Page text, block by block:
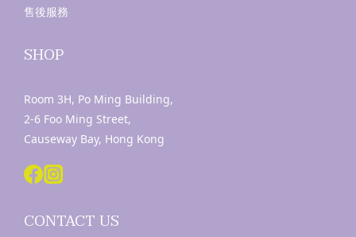
售後服務
SHOP
Room 3H, Po Ming Building,
2-6 Foo Ming Street,
Causeway Bay, Hong Kong
CONTACT US